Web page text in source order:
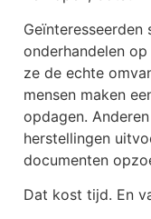
onderhandelen
ze de echte
mensen maken
opdagen.
herstellingen
documenten
Dat kost tijd. En